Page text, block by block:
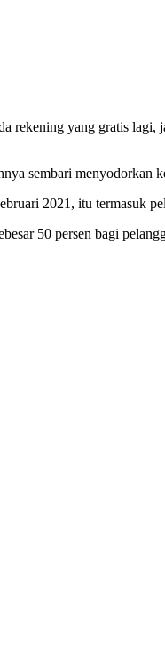
yang gratis lagi,
sembari menyodorkan
2021, itu termasuk
50 persen bagi